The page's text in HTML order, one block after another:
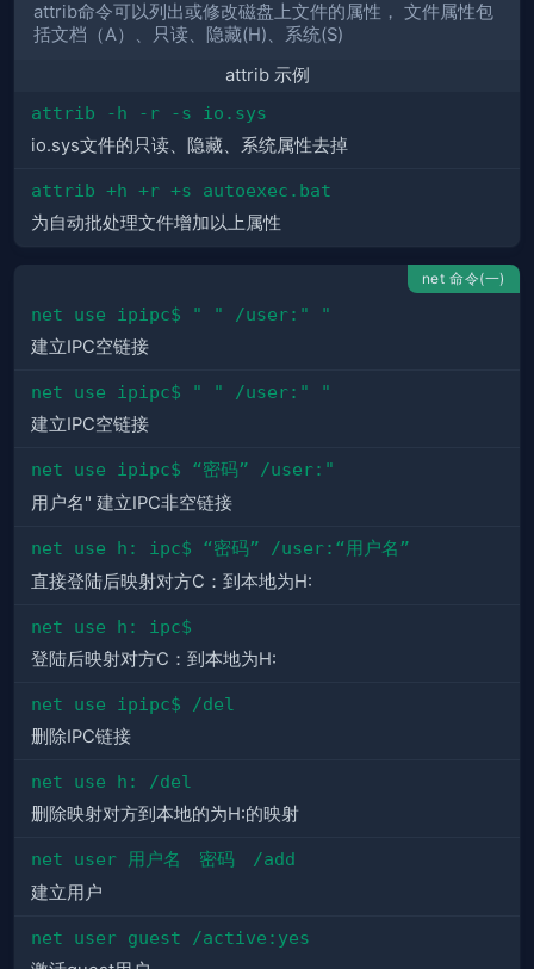
attrib命令可以列出或修改磁盘上文件的属性， 文件属性包
括文档（A）、只读、隐藏(H)、系统(S)
attrib 示例
attrib -h -r -s io.sys
io.sys文件的只读、隐藏、系统属性去掉
attrib +h +r +s autoexec.bat
为自动批处理文件增加以上属性
net 命令(一)
net use ipipc$ " " /user:" "
建立IPC空链接
net use ipipc$ " " /user:" "
建立IPC空链接
net use ipipc$ “密码” /user:"
用户名" 建立IPC非空链接
net use h: ipc$ “密码” /user:“用户名”
直接登陆后映射对方C：到本地为H:
net use h: ipc$
登陆后映射对方C：到本地为H:
net use ipipc$ /del
删除IPC链接
net use h: /del
删除映射对方到本地的为H:的映射
net user 用户名　密码　/add
建立用户
net user guest /active:yes